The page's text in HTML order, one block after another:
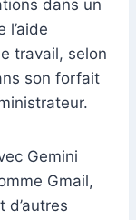
dans un
l’aide
travail, selon
son forfait
Gemini
Gmail,
d’autres